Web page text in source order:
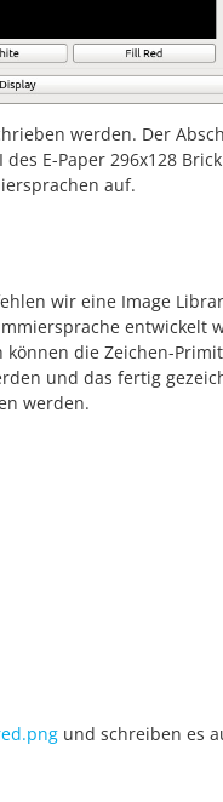
werden. Der
des E-Paper 296x128
auf.
wir eine Image
entwickelt
können die Zeichen-
und das fertig
werden.
und schreiben es